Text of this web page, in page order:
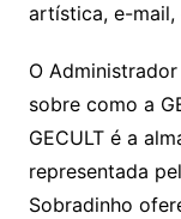
artística, e-mail,
O
sobre como a
GECULT é a
representada
Sobradinho